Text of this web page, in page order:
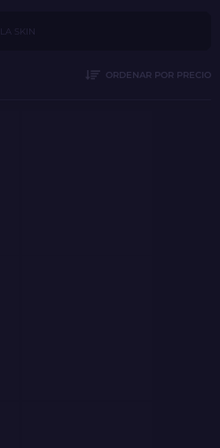
ORDENAR POR PRECIO